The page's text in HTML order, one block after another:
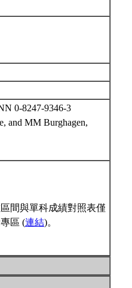
0-8247-9346-3
and MM Burghagen,
間與單科成績對照表僅
區 (連結)。